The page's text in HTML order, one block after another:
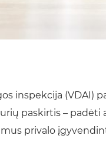
inspekcija (VDAI)
paskirtis –
privalo